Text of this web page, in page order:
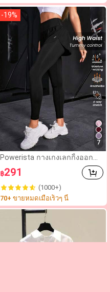
7
-19%
Powerista กางเกงเลกกิ้งออกกำ
฿291
(1000+)
70+ ขายหมดเมื่อเร็วๆ นี้